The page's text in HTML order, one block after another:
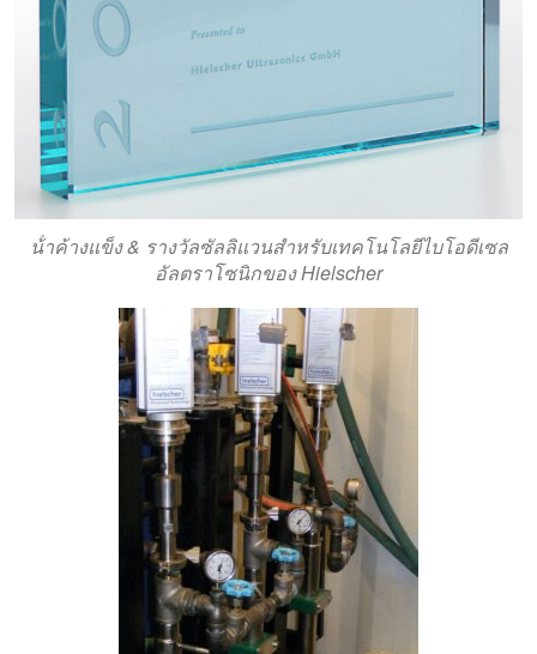
น้ําค้างแข็ง & รางวัลซัลลิแวนสําหรับเทคโนโลยีไบโอดีเซล
อัลตราโซนิกของ Hielscher